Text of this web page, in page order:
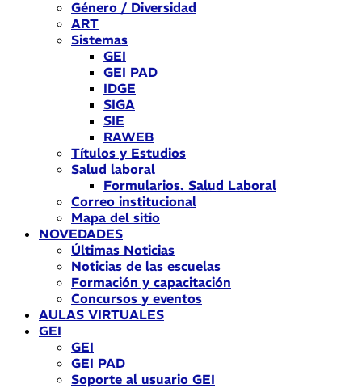
Género / Diversidad
ART
Sistemas
GEI
GEI PAD
IDGE
SIGA
SIE
RAWEB
Títulos y Estudios
Salud laboral
Formularios. Salud Laboral
Correo institucional
Mapa del sitio
NOVEDADES
Últimas Noticias
Noticias de las escuelas
Formación y capacitación
Concursos y eventos
AULAS VIRTUALES
GEI
GEI
GEI PAD
Soporte al usuario GEI